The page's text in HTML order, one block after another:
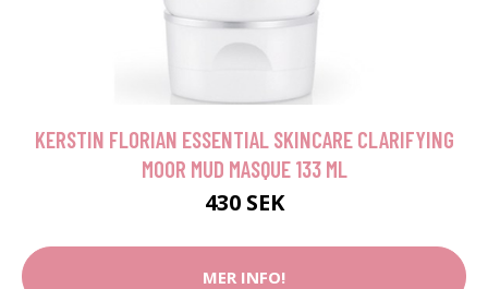
KERSTIN FLORIAN ESSENTIAL SKINCARE CLARIFYING
MOOR MUD MASQUE 133 ML
430 SEK
MER INFO!